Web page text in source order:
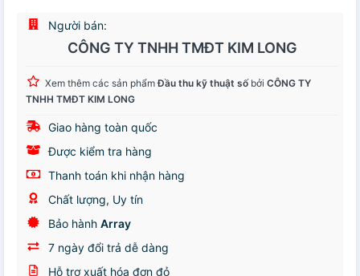
Người bán:
CÔNG TY TNHH TMĐT KIM LONG
Xem thêm các sản phẩmĐầu thu kỹ thuật sốbởi CÔNG TY
TNHH TMĐT KIM LONG
Giao hàng toàn quốc
Được kiểm tra hàng
Thanh toán khi nhận hàng
Chất lượng, Uy tín
Bảo hành Array
7 ngày đổi trả dễ dàng
Hỗ trợ xuất hóa đơn đỏ